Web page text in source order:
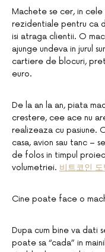
Machete se cer, in cele
rezidentiale pentru ca
isi atraga clientii. O
ajunge undeva in jurul
cartiere de blocuri,
euro.
De la an la an, piata
crestere, cee ace nu
realizeaza cu pasiune.
casa, avion sau tanc –
de folos in timpul
volumetriei. 비트코인
Cine poate face o
Dupa cum bine va dati
poate sa “cada” in